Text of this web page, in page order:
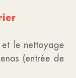
et le nettoyage
(entrée de